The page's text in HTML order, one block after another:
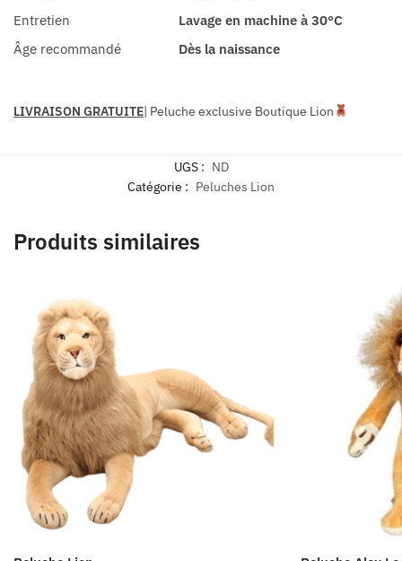
Entretien
Lavage en machine à 30°C
Âge recommandé
Dès la naissance
LIVRAISON GRATUITE| Peluche exclusive Boutique Lion
UGS : ND
Catégorie : Peluches Lion
Produits similaires